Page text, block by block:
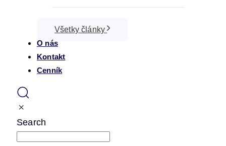
Všetky články
O nás
Kontakt
Cenník
Search